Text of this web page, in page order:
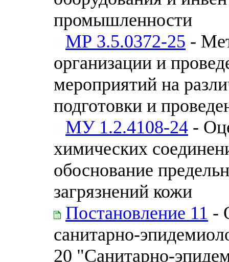
промышленности
МР 3.5.0372-25 -
организации и
мероприятий на
подготовки и
МУ 1.2.4108-24 -
химических
обоснование
загрязнений кожи
Постановление 11 -
санитарно-
20 "Санитарно-